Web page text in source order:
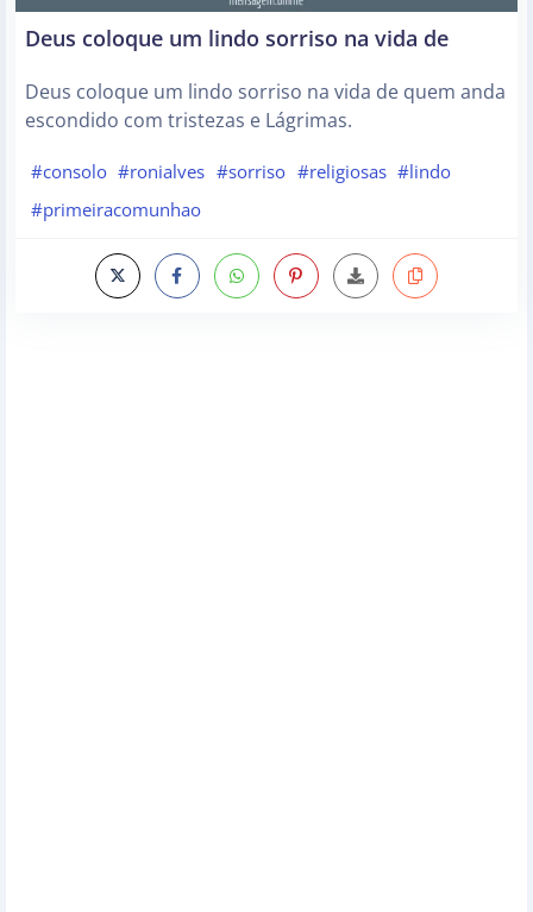
Deus coloque um lindo sorriso na vida de
Deus coloque um lindo sorriso na vida de quem anda
escondido com tristezas e Lágrimas.
#consolo #ronialves #sorriso #religiosas #lindo
#primeiracomunhao